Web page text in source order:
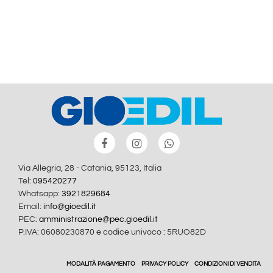
Via Allegria, 28 - Catania, 95123, Italia
Tel: 095420277
Whatsapp: 3921829684
Email: info@gioedil.it
PEC: amministrazione@pec.gioedil.it
P.IVA: 06080230870 e codice univoco : 5RUO82D
MODALITÀ PAGAMENTO PRIVACY POLICY CONDIZIONI DI VENDITA